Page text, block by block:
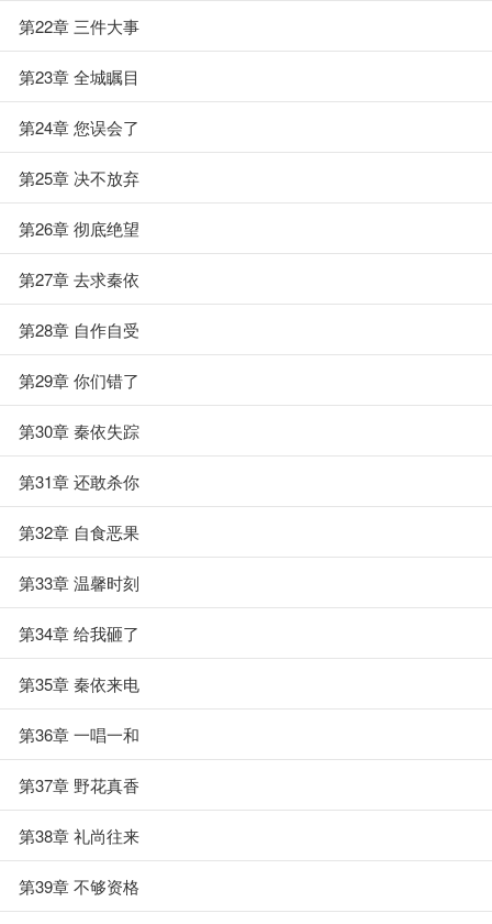
第22章 三件大事
第23章 全城瞩目
第24章 您误会了
第25章 决不放弃
第26章 彻底绝望
第27章 去求秦依
第28章 自作自受
第29章 你们错了
第30章 秦依失踪
第31章 还敢杀你
第32章 自食恶果
第33章 温馨时刻
第34章 给我砸了
第35章 秦依来电
第36章 一唱一和
第37章 野花真香
第38章 礼尚往来
第39章 不够资格